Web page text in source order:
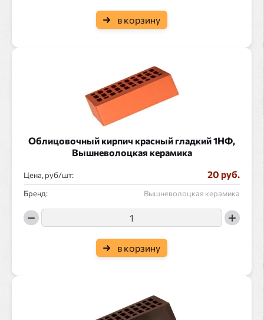
в корзину
Облицовочный кирпич красный гладкий 1НФ,
Вышневолоцкая керамика
Цена, руб/ : 20 руб.
Бренд: Вышневолоцкая керамика
в корзину